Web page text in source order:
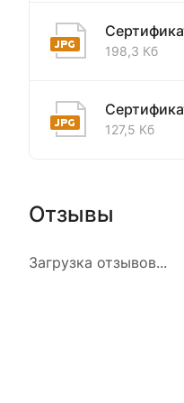
198,3 Кб
127,5 Кб
Отзывы
Загрузка отзывов...